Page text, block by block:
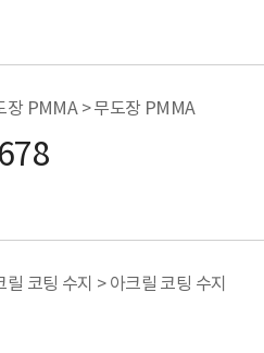
장 PMMA > 무도장 PMMA
코팅 수지 > 아크릴 코팅 수지